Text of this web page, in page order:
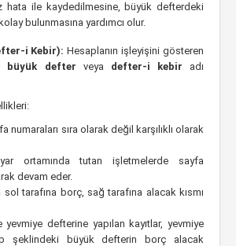
hata ile kaydedilmesine, büyük defterdeki
bulunmasına yardımcı olur.
i Kebir):Hesaplanın işleyişini gösteren
büyük defter veya defter-i kebir adı
numaraları sıra olarak değil karşılıklı olarak
ortamında tutan işletmelerde sayfa
devam eder.
sol tarafına borç, sağ tarafına alacak kısmı
defterine yapılan kayıtlar, yevmiye
şeklindeki büyük defterin borç alacak